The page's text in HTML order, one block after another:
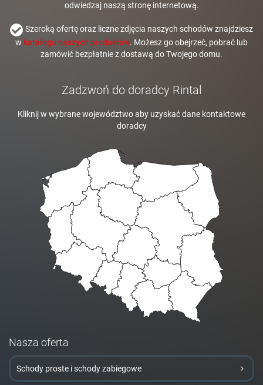
odwiedzaj naszą stronę internetową.
Szeroką ofertę oraz liczne zdjęcia naszych schodów znajdziesz
w katalogu naszych produktów. Możesz go obejrzeć, pobrać lub
zamówić bezpłatnie z dostawą do Twojego domu.
Zadzwoń do doradcy Rintal
Kliknij w wybrane województwo aby uzyskać dane kontaktowe
doradcy
Nasza oferta
Schody proste i schody zabiegowe